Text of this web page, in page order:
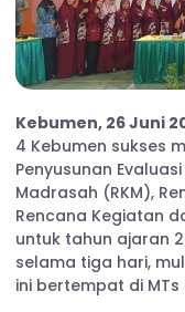
Kebumen, 26 Juni
4 Kebumen sukses
Penyusunan
Madrasah (RKM),
Rencana Kegiatan
untuk tahun ajaran
selama tiga hari,
ini bertempat di MTs